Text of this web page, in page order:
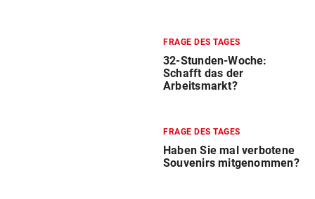
FRAGE DES TAGES
32-Stunden-Woche:
Schafft das der
Arbeitsmarkt?
FRAGE DES TAGES
Haben Sie mal verbotene
Souvenirs mitgenommen?